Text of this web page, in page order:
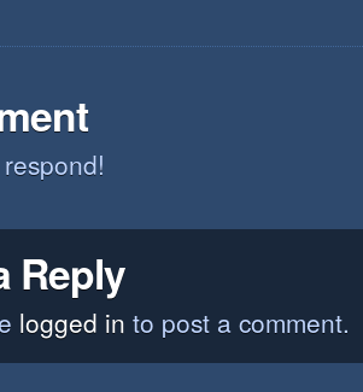
Reply
logged in to post a comment.